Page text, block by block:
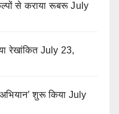
से कराया रूबरू July
रेखांकित July 23,
शुरू किया July